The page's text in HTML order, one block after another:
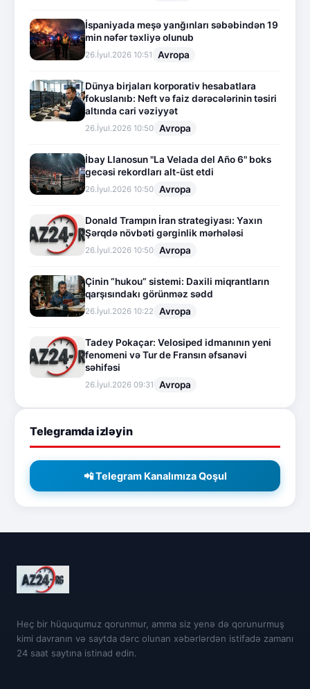
İspaniyada meşə yanğınları səbəbindən 19
min nəfər təxliyə olunub
26.İyul.2026 10:51 Avropa
Dünya birjaları korporativ hesabatlara
fokuslanıb: Neft və faiz dərəcələrinin təsiri
altında cari vəziyyət
26.İyul.2026 10:50 Avropa
İbay Llanosun "La Velada del Año 6" boks
gecəsi rekordları alt-üst etdi
26.İyul.2026 10:50 Avropa
Donald Trampın İran strategiyası: Yaxın
Şərqdə növbəti gərginlik mərhələsi
26.İyul.2026 10:50 Avropa
Çinin “hukou” sistemi: Daxili miqrantların
qarşısındakı görünməz sədd
26.İyul.2026 10:22 Avropa
Tadey Pokaçar: Velosiped idmanının yeni
fenomeni və Tur de Fransın əfsanəvi
səhifəsi
26.İyul.2026 09:31 Avropa
Telegramda izləyin
📲 Telegram Kanalımıza Qoşul
Heç bir hüququmuz qorunmur, amma siz yenə də qorunurmuş
kimi davranın və saytda dərc olunan xəbərlərdən istifadə zamanı
24 saat saytına istinad edin.